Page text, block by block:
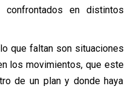
en distintos
que faltan son situaciones
los movimientos, que este
de un plan y donde haya